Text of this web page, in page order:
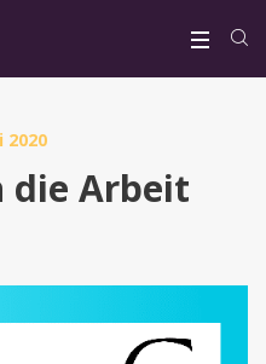
2020
die Arbeit